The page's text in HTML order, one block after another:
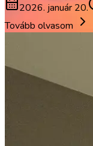
2026. január 20.
Tovább olvasom